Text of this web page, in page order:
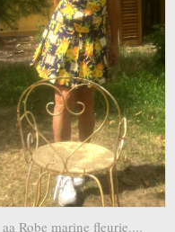
aa Robe marine fleurie....